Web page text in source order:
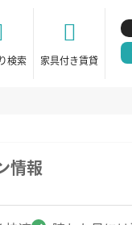
検索 家具付き賃貸
情報